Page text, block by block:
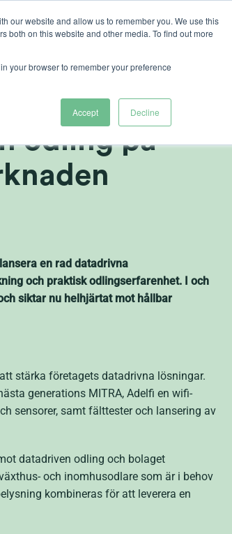
our website and allow us to remember you. We use this
both on this website and other media. To find out more
your browser to remember your preference
Accept Decline
about Heliospectra
–
odling på
en rad datadrivna
och praktisk odlingserfarenhet. I och
siktar nu helhjärtat mot hållbar
stärka företagets datadrivna lösningar.
generations MITRA, Adelfi en wifi-
sensorer, samt fälttester och lansering av
datadriven odling och bolaget
och inomhusodlare som är i behov
kombineras för att leverera en